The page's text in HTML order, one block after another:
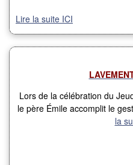
Lire la suite ICI
Lors de la célébration du
le père Émile accomplit le
la